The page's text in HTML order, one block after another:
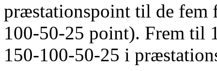
præstationspoint til de fem
100-50-25 point). Frem til
150-100-50-25 i